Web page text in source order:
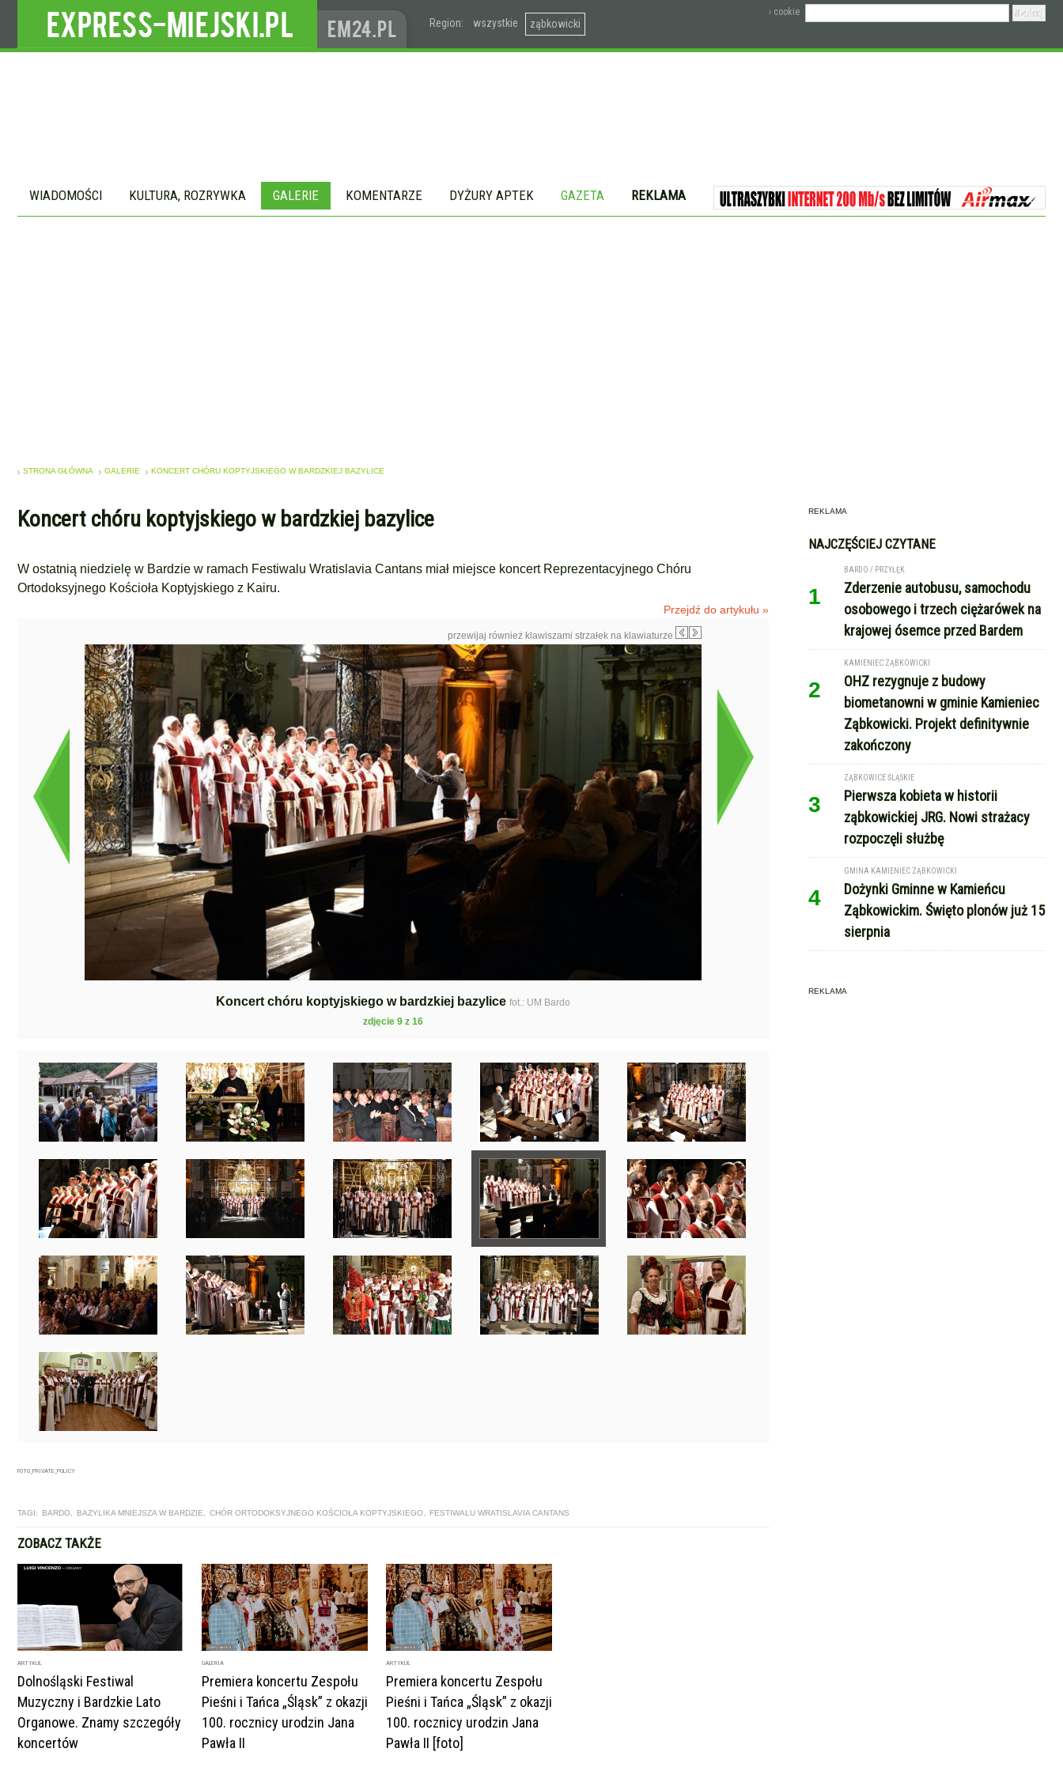
Region: wszystkie ząbkowicki
› cookie
WIADOMOŚCI KULTURA, ROZRYWKA GALERIE KOMENTARZE DYŻURY APTEK GAZETA REKLAMA
STRONA GŁÓWNA GALERIE KONCERT CHÓRU KOPTYJSKIEGO W BARDZKIEJ BAZYLICE
Koncert chóru koptyjskiego w bardzkiej bazylice
W ostatnią niedzielę w Bardzie w ramach Festiwalu Wratislavia Cantans miał miejsce koncert Reprezentacyjnego Chóru
Ortodoksyjnego Kościoła Koptyjskiego z Kairu.
Przejdź do artykułu »
przewijaj również klawiszami strzałek na klawiaturze
Koncert chóru koptyjskiego w bardzkiej bazylice fot.: UM Bardo
zdjęcie 9 z 16
FOTO_PRIVATE_POLICY
TAGI: BARDO BAZYLIKA MNIEJSZA W BARDZIE CHÓR ORTODOKSYJNEGO KOŚCIOŁA KOPTYJSKIEGO FESTIWALU WRATISLAVIA CANTANS
ZOBACZ TAKŻE
ARTYKUŁ
Dolnośląski Festiwal
Muzyczny i Bardzkie Lato
Organowe. Znamy szczegóły
koncertów
GALERIA
Premiera koncertu Zespołu
Pieśni i Tańca „Śląsk” z okazji
100. rocznicy urodzin Jana
Pawła II
ARTYKUŁ
Premiera koncertu Zespołu
Pieśni i Tańca „Śląsk” z okazji
100. rocznicy urodzin Jana
Pawła II [foto]
REKLAMA
NAJCZĘŚCIEJ CZYTANE
1
BARDO / PRZYŁĘK
Zderzenie autobusu, samochodu
osobowego i trzech ciężarówek na
krajowej ósemce przed Bardem
2
KAMIENIEC ZĄBKOWICKI
OHZ rezygnuje z budowy
biometanowni w gminie Kamieniec
Ząbkowicki. Projekt definitywnie
zakończony
3
ZĄBKOWICE ŚLĄSKIE
Pierwsza kobieta w historii
ząbkowickiej JRG. Nowi strażacy
rozpoczęli służbę
4
GMINA KAMIENIEC ZĄBKOWICKI
Dożynki Gminne w Kamieńcu
Ząbkowickim. Święto plonów już 15
sierpnia
REKLAMA